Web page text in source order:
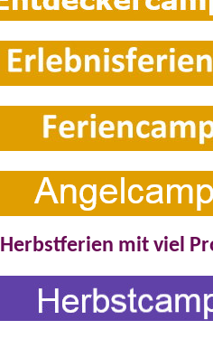
Herbstferien mit viel